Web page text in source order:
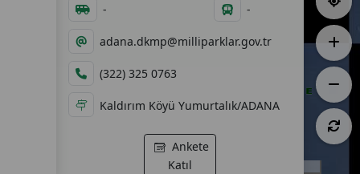
- -
adana.dkmp@milliparklar.gov.tr
(322) 325 0763
Kaldırım Köyü Yumurtalık/ADANA
Katıl